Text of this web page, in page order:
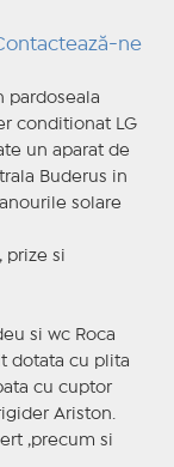
ne
pardoseala
conditionat LG
un aparat de
Buderus in
solare
prize si
si wc Roca
dotata cu plita
cu cuptor
Ariston.
,precum si